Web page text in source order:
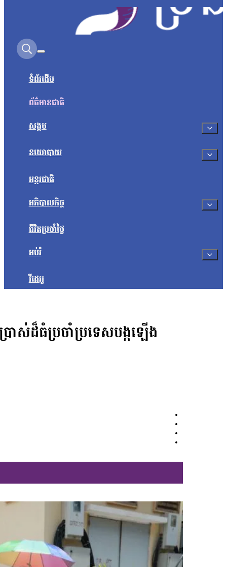
Search on this site
ទំព័រដើម
ព័ត៌មានជាតិ
សង្គម
នយោបាយ
អន្តរជាតិ
អភិបាលកិច្ច
ជីវិតប្រចាំថ្ងៃ
អប់រំ
វីដេអូ
ស់ដ៏ធំប្រចាំប្រទេសបង្កឡើង